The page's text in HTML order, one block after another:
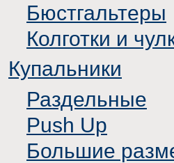
Бюстгальтеры
Колготки и
Купальники
Раздельные
Push Up
Большие